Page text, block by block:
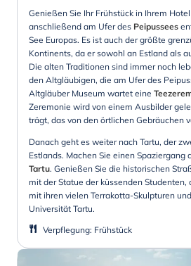
Genießen Sie Ihr Frühstück in Ihrem
anschließend am Ufer des Peipussees
See Europas. Es ist auch der größte
Kontinents, da er sowohl an Estland als
Die alten Traditionen sind immer noch
den Altgläubigen, die am Ufer des
Altgläuber Museum wartet eine
Zeremonie wird von einem Ausbilder
trägt, das von den örtlichen Gebräuchen
Danach geht es weiter nach Tartu, der
Estlands. Machen Sie einen Spaziergang
Tartu. Genießen Sie die historischen
mit der Statue der küssenden Studenten,
mit ihren vielen Terrakotta-Skulpturen
Universität Tartu.
Verpflegung: Frühstück